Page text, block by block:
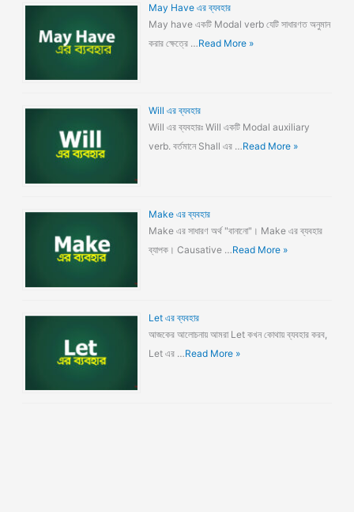
May Have এর ব্যবহার
May have একটি Modal verb যেটি সাধারণত অনুমান
করার ক্ষেত্রে …Read More »
Will এর ব্যবহার
Will এর ব্যবহারঃ Will একটি Modal auxiliary
verb. বর্তমানে Shall এর …Read More »
Make এর ব্যবহার
Make এর সাধারণ অর্থ "বানানো"। Make এর ব্যবহার
ব্যাপক। Causative …Read More »
Let এর ব্যবহার
আজকের আলোচনায় আমরা Let কখন কোথায় ব্যবহার করব,
Let এর …Read More »